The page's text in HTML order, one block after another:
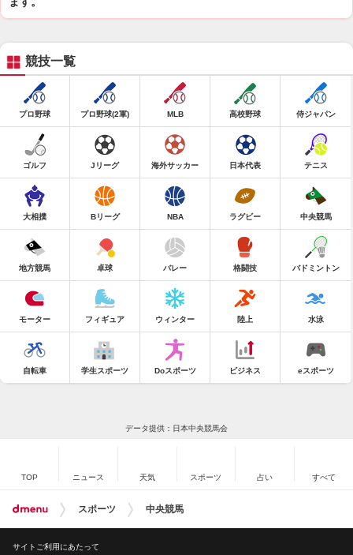
競技一覧
プロ野球 プロ野球(2軍) MLB 高校野球 侍ジャパン
ゴルフ Jリーグ 海外サッカー 日本代表 テニス
大相撲 Bリーグ NBA ラグビー 中央競馬
地方競馬 卓球 バレー 格闘技 バドミントン
モーター フィギュア ウィンター 陸上 水泳
自転車 学生スポーツ Doスポーツ ビジネス eスポーツ
データ提供：日本中央競馬会
TOP ニュース 天気 スポーツ 占い すべて
スポーツ 中央競馬
サイトご利用にあたって